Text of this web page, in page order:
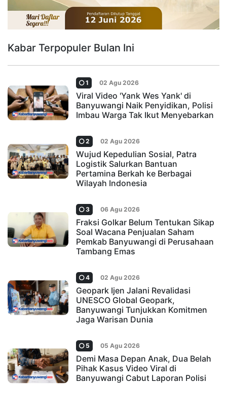
Kabar Terpopuler Bulan Ini
1 02 Agu 2026
Viral Video 'Yank Wes Yank' di
Banyuwangi Naik Penyidikan, Polisi
Imbau Warga Tak Ikut Menyebarkan
2 02 Agu 2026
Wujud Kepedulian Sosial, Patra
Logistik Salurkan Bantuan
Pertamina Berkah ke Berbagai
Wilayah Indonesia
3 06 Agu 2026
Fraksi Golkar Belum Tentukan Sikap
Soal Wacana Penjualan Saham
Pemkab Banyuwangi di Perusahaan
Tambang Emas
4 02 Agu 2026
Geopark Ijen Jalani Revalidasi
UNESCO Global Geopark,
Banyuwangi Tunjukkan Komitmen
Jaga Warisan Dunia
5 05 Agu 2026
Demi Masa Depan Anak, Dua Belah
Pihak Kasus Video Viral di
Banyuwangi Cabut Laporan Polisi